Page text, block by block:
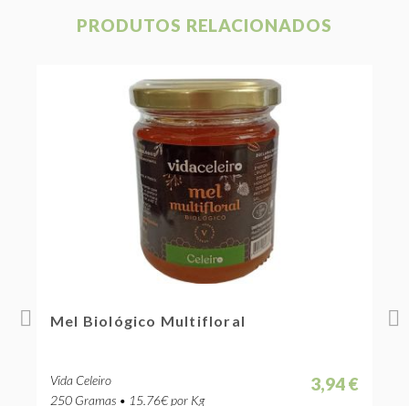
PRODUTOS RELACIONADOS
Mel Biológico Multifloral
Vida Celeiro
250 Gramas • 15.76€ por Kg
3,94 €